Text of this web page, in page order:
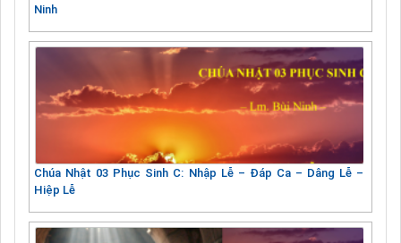
Ninh
Chúa Nhật 03 Phục Sinh C: Nhập Lễ – Đáp Ca – Dâng Lễ –
Hiệp Lễ